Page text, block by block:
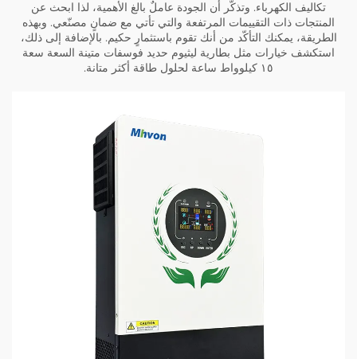
تكاليف الكهرباء. وتذكّر أن الجودة عاملٌ بالغ الأهمية، لذا ابحث عن
المنتجات ذات التقييمات المرتفعة والتي تأتي مع ضمانٍ مصنّعي. وبهذه
الطريقة، يمكنك التأكّد من أنك تقوم باستثمارٍ حكيم. بالإضافة إلى ذلك،
استكشف خيارات مثل بطارية ليثيوم حديد فوسفات متينة السعة سعة
١٥ كيلوواط ساعة
لحلول طاقة أكثر متانة.